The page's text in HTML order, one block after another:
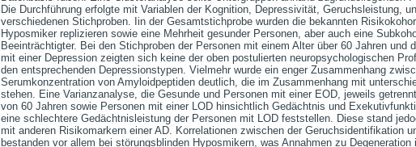
Die Durchführung erfolgte mit Variablen der Kognition, Depressivität, Geruchsleistung,
verschiedenen Stichproben. Iin der Gesamtstichprobe wurden die bekannten
Hyposmiker replizieren sowie eine Mehrheit gesunder Personen, aber auch eine
Beeinträchtigter. Bei den Stichproben der Personen mit einem Alter über 60 Jahren und
mit einer Depression zeigten sich keine der oben postulierten neuropsychologischen
den entsprechenden Depressionstypen. Vielmehr wurde ein enger Zusammenhang
Serumkonzentration von Amyloidpeptiden deutlich, die im Zusammenhang mit
stehen. Eine Varianzanalyse, die Gesunde und Personen mit einer EOD, jeweils
von 60 Jahren sowie Personen mit einer LOD hinsichtlich Gedächtnis und
eine schlechtere Gedächtnisleistung der Personen mit LOD feststellen. Diese stand
mit anderen Risikomarkern einer AD. Korrelationen zwischen der Geruchsidentifikation
bestanden vor allem bei störungsblinden Hyposmikern, was Annahmen zu